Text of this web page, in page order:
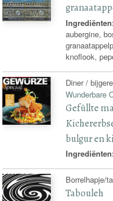
aubergine,
knoflook,
Diner /
Wunderbare
Gefüllte
bulgur en
Borrelhapje/
Tabouleh